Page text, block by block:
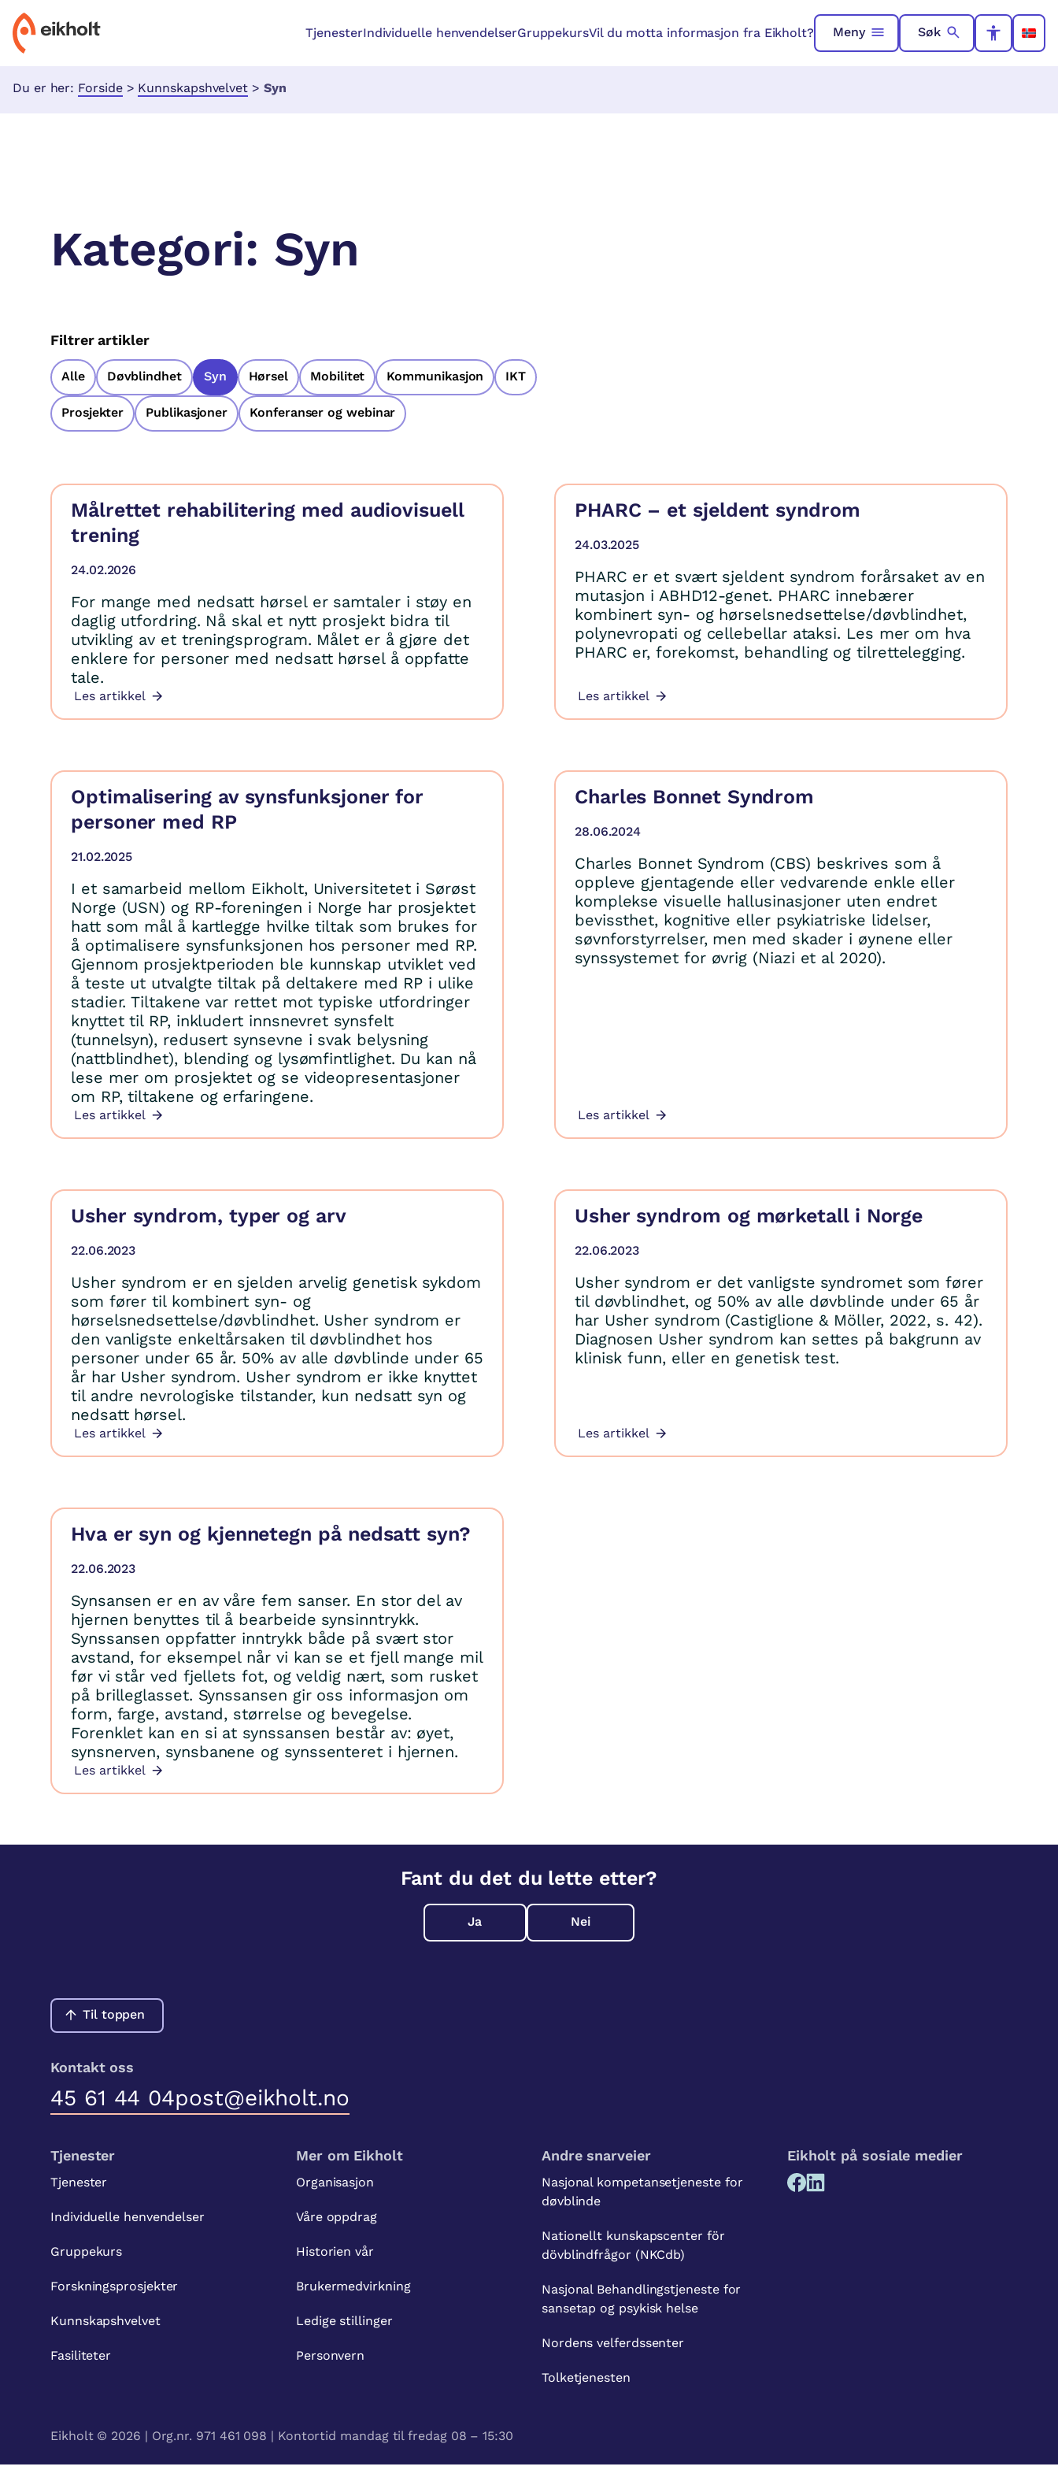
TjenesterIndividuelle henvendelserGruppekursVil du motta informasjon fra Eikholt? Meny Søk
Du er her: Forside > Kunnskapshvelvet > Syn
Kategori: Syn
Filtrer artikler
Alle Døvblindhet Syn Hørsel Mobilitet Kommunikasjon IKT
Prosjekter Publikasjoner Konferanser og webinar
Målrettet rehabilitering med audiovisuell
trening
24.02.2026
For mange med nedsatt hørsel er samtaler i støy en
daglig utfordring. Nå skal et nytt prosjekt bidra til
utvikling av et treningsprogram. Målet er å gjøre det
enklere for personer med nedsatt hørsel å oppfatte
tale.
Les artikkel
PHARC – et sjeldent syndrom
24.03.2025
PHARC er et svært sjeldent syndrom forårsaket av en
mutasjon i ABHD12-genet. PHARC innebærer
kombinert syn- og hørselsnedsettelse/døvblindhet,
polynevropati og cellebellar ataksi. Les mer om hva
PHARC er, forekomst, behandling og tilrettelegging.
Les artikkel
Optimalisering av synsfunksjoner for
personer med RP
21.02.2025
I et samarbeid mellom Eikholt, Universitetet i Sørøst
Norge (USN) og RP-foreningen i Norge har prosjektet
hatt som mål å kartlegge hvilke tiltak som brukes for
å optimalisere synsfunksjonen hos personer med RP.
Gjennom prosjektperioden ble kunnskap utviklet ved
å teste ut utvalgte tiltak på deltakere med RP i ulike
stadier. Tiltakene var rettet mot typiske utfordringer
knyttet til RP, inkludert innsnevret synsfelt
(tunnelsyn), redusert synsevne i svak belysning
(nattblindhet), blending og lysømfintlighet. Du kan nå
lese mer om prosjektet og se videopresentasjoner
om RP, tiltakene og erfaringene.
Les artikkel
Charles Bonnet Syndrom
28.06.2024
Charles Bonnet Syndrom (CBS) beskrives som å
oppleve gjentagende eller vedvarende enkle eller
komplekse visuelle hallusinasjoner uten endret
bevissthet, kognitive eller psykiatriske lidelser,
søvnforstyrrelser, men med skader i øynene eller
synssystemet for øvrig (Niazi et al 2020).
Les artikkel
Usher syndrom, typer og arv
22.06.2023
Usher syndrom er en sjelden arvelig genetisk sykdom
som fører til kombinert syn- og
hørselsnedsettelse/døvblindhet. Usher syndrom er
den vanligste enkeltårsaken til døvblindhet hos
personer under 65 år. 50% av alle døvblinde under 65
år har Usher syndrom. Usher syndrom er ikke knyttet
til andre nevrologiske tilstander, kun nedsatt syn og
nedsatt hørsel.
Les artikkel
Usher syndrom og mørketall i Norge
22.06.2023
Usher syndrom er det vanligste syndromet som fører
til døvblindhet, og 50% av alle døvblinde under 65 år
har Usher syndrom (Castiglione & Möller, 2022, s. 42).
Diagnosen Usher syndrom kan settes på bakgrunn av
klinisk funn, eller en genetisk test.
Les artikkel
Hva er syn og kjennetegn på nedsatt syn?
22.06.2023
Synsansen er en av våre fem sanser. En stor del av
hjernen benyttes til å bearbeide synsinntrykk.
Synssansen oppfatter inntrykk både på svært stor
avstand, for eksempel når vi kan se et fjell mange mil
før vi står ved fjellets fot, og veldig nært, som rusket
på brilleglasset. Synssansen gir oss informasjon om
form, farge, avstand, størrelse og bevegelse.
Forenklet kan en si at synssansen består av: øyet,
synsnerven, synsbanene og synssenteret i hjernen.
Les artikkel
Fant du det du lette etter?
Ja Nei
Til toppen
Kontakt oss
45 61 44 04post@eikholt.no
Tjenester
Tjenester
Individuelle henvendelser
Gruppekurs
Forskningsprosjekter
Kunnskapshvelvet
Fasiliteter
Mer om Eikholt
Organisasjon
Våre oppdrag
Historien vår
Brukermedvirkning
Ledige stillinger
Personvern
Andre snarveier
Nasjonal kompetansetjeneste for
døvblinde
Nationellt kunskapscenter för
dövblindfrågor (NKCdb)
Nasjonal Behandlingstjeneste for
sansetap og psykisk helse
Nordens velferdssenter
Tolketjenesten
Eikholt på sosiale medier
Eikholt © 2026 | Org.nr. 971 461 098 | Kontortid mandag til fredag 08 – 15:30